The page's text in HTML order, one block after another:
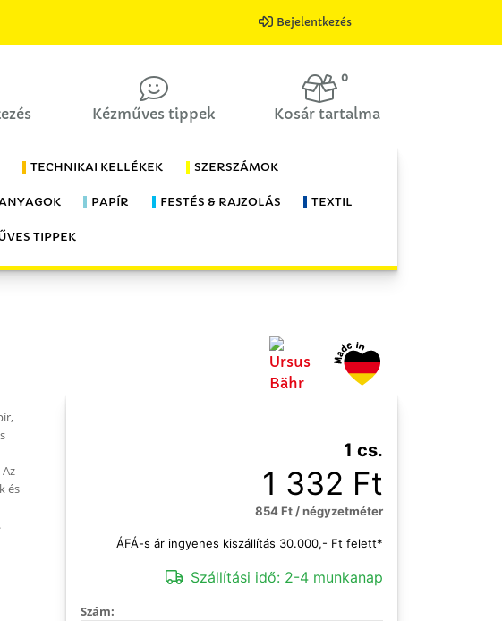
Bejelentkezés
Kézműves tippek
0
Kosár tartalma
TECHNIKAI KELLÉKEK SZERSZÁMOK
PAPÍR FESTÉS & RAJZOLÁS TEXTIL
TIPPEK
és
1 cs.
1 332 Ft
854 Ft / négyzetméter
ÁFÁ-s ár ingyenes kiszállítás 30.000,- Ft felett*
Szállítási idő: 2-4 munkanap
Szám: